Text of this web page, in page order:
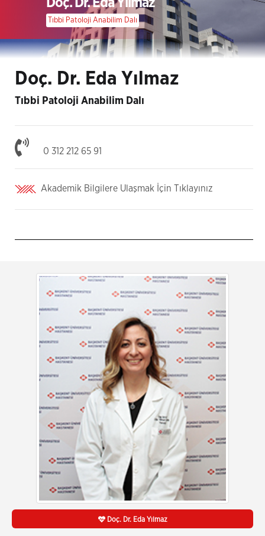
Doç. Dr. Eda Yılmaz
Tıbbi Patoloji Anabilim Dalı
Doç. Dr. Eda Yılmaz
Tıbbi Patoloji Anabilim Dalı
0 312 212 65 91
Akademik Bilgilere Ulaşmak İçin Tıklayınız
Doç. Dr. Eda Yılmaz